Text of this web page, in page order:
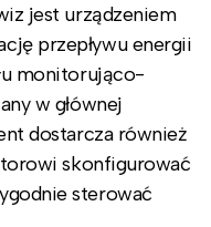
jest urządzeniem
przepływu energii
monitorująco-
w głównej
dostarcza również
skonfigurować
sterować